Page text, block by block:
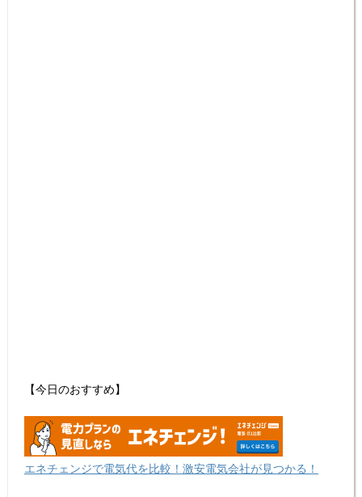
【今日のおすすめ】
エネチェンジで電気代を比較！激安電気会社が見つかる！